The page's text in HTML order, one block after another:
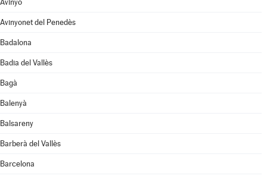
Avinyó
Avinyonet del Penedès
Badalona
Badia del Vallès
Bagà
Balenyà
Balsareny
Barberà del Vallès
Barcelona